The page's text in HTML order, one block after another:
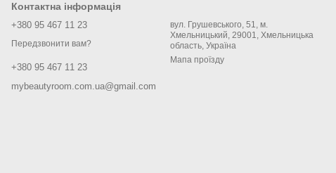
Контактна інформація
+380 95 467 11 23
Передзвонити вам?
+380 95 467 11 23
mybeautyroom.com.ua@gmail.com
вул. Грушевського, 51, м.
Хмельницький, 29001, Хмельницька
область, Україна
Мапа проїзду